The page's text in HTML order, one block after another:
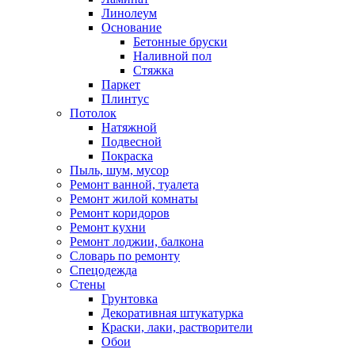
Линолеум
Основание
Бетонные бруски
Наливной пол
Стяжка
Паркет
Плинтус
Потолок
Натяжной
Подвесной
Покраска
Пыль, шум, мусор
Ремонт ванной, туалета
Ремонт жилой комнаты
Ремонт коридоров
Ремонт кухни
Ремонт лоджии, балкона
Словарь по ремонту
Спецодежда
Стены
Грунтовка
Декоративная штукатурка
Краски, лаки, растворители
Обои